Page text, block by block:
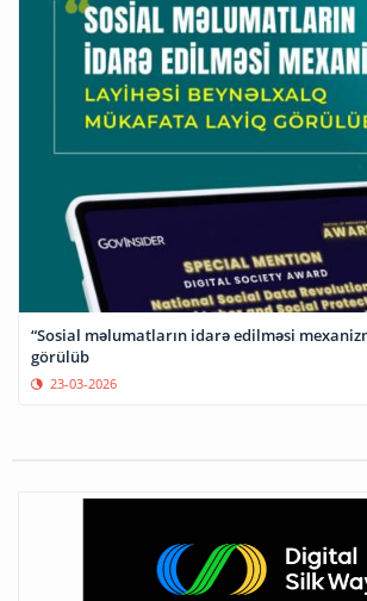
“Sosial məlumatların idarə edilməsi
görülüb
23-03-2026